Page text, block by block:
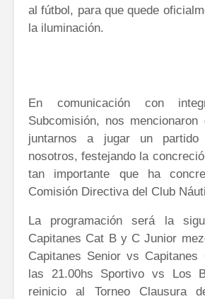
al fútbol, para que quede
la iluminación.
En comunicación con
Subcomisión, nos
juntarnos a jugar un partido
nosotros, festejando la
tan importante que ha
Comisión Directiva del Club
La programación será la
Capitanes Cat B y C Junior
Capitanes Senior vs
las 21.00hs Sportivo vs Los
reinicio al Torneo Clausura